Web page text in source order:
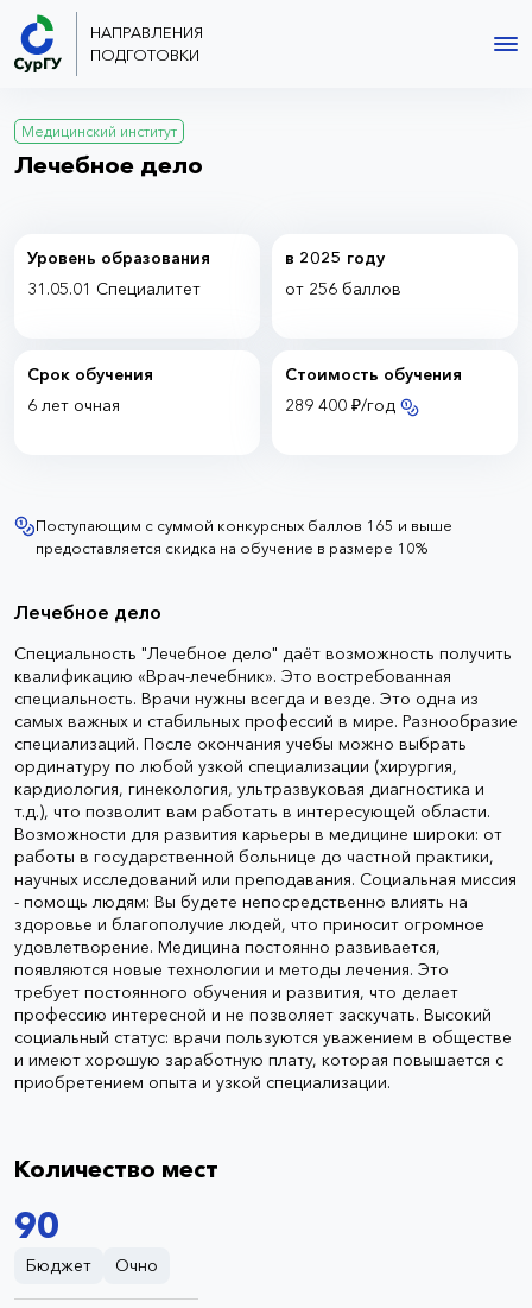
НАПРАВЛЕНИЯ
ПОДГОТОВКИ
Медицинский институт
Лечебное дело
Уровень образования
31.05.01 Специалитет
в 2025 году
от 256 баллов
Срок обучения
6 лет очная
Стоимость обучения
289 400 ₽/год
Поступающим с суммой конкурсных баллов 165 и выше
предоставляется скидка на обучение в размере 10%
Лечебное дело
Специальность "Лечебное дело" даёт возможность получить
квалификацию «Врач-лечебник». Это востребованная
специальность. Врачи нужны всегда и везде. Это одна из
самых важных и стабильных профессий в мире. Разнообразие
специализаций. После окончания учебы можно выбрать
ординатуру по любой узкой специализации (хирургия,
кардиология, гинекология, ультразвуковая диагностика и
т.д.), что позволит вам работать в интересующей области.
Возможности для развития карьеры в медицине широки: от
работы в государственной больнице до частной практики,
научных исследований или преподавания. Социальная миссия
- помощь людям: Вы будете непосредственно влиять на
здоровье и благополучие людей, что приносит огромное
удовлетворение. Медицина постоянно развивается,
появляются новые технологии и методы лечения. Это
требует постоянного обучения и развития, что делает
профессию интересной и не позволяет заскучать. Высокий
социальный статус: врачи пользуются уважением в обществе
и имеют хорошую заработную плату, которая повышается с
приобретением опыта и узкой специализации.
Количество мест
90
Бюджет Очно